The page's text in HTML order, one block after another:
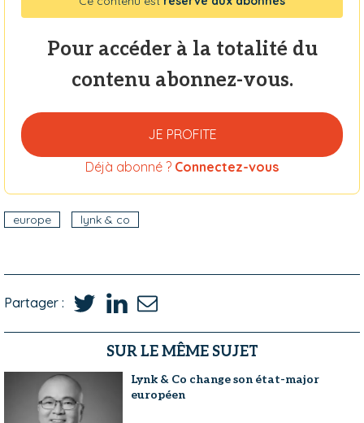
Pour accéder à la totalité du
contenu abonnez-vous.
JE PROFITE
Déjà abonné ? Connectez-vous
europe lynk & co
Partager :
SUR LE MÊME SUJET
Lynk & Co change son état-major
européen